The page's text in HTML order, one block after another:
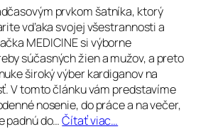
prvkom šatníka, ktorý
vďaka svojej všestrannosti a
MEDICINE si výborne
súčasných žien a mužov, a preto
široký výber kardiganov na
V tomto článku vám predstavíme
nosenie, do práce a na večer,
padnú do…Čítať viac…